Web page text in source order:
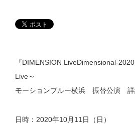
『DIMENSION LiveDimensional-
Live～
モーションブルー横浜 振替公演 詳
日時：2020年10月11日（日）